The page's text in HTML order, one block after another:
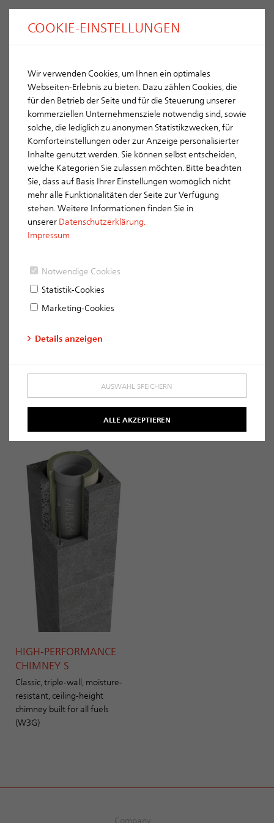
ERLUS Chimney systems -
Ceiling-height
systems
(W3G) built as a ceiling-height
chimney for all heat sources,
whether dependent on the
ambient air or not
ceiling-height for use with gas
HIGH-PERFORMANCE
CHIMNEY S
Classic, triple-wall, moisture-
resistant, ceiling-height
chimney built for all fuels
(W3G)
Company
COOKIE-EINSTELLUNGEN
Wir verwenden Cookies, um Ihnen ein optimales
Webseiten-Erlebnis zu bieten. Dazu zählen Cookies, die
für den Betrieb der Seite und für die Steuerung unserer
kommerziellen Unternehmensziele notwendig sind, sowie
solche, die lediglich zu anonymen Statistikzwecken, für
Komforteinstellungen oder zur Anzeige personalisierter
Inhalte genutzt werden. Sie können selbst entscheiden,
welche Kategorien Sie zulassen möchten. Bitte beachten
Sie, dass auf Basis Ihrer Einstellungen womöglich nicht
mehr alle Funktionalitäten der Seite zur Verfügung
stehen. Weitere Informationen finden Sie in
unserer Datenschutzerklärung.
Impressum
Notwendige Cookies
Statistik-Cookies
Marketing-Cookies
Details anzeigen
AUSWAHL SPEICHERN
ALLE AKZEPTIEREN